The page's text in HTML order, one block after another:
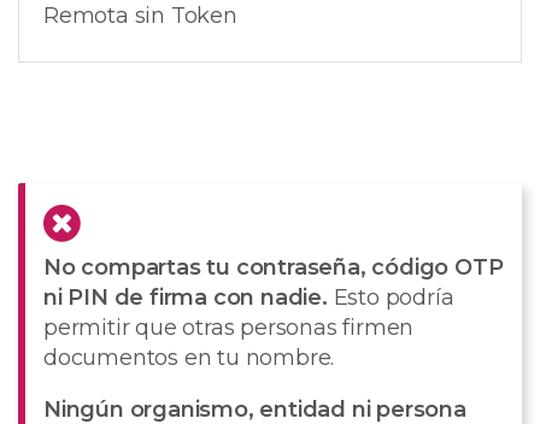
Remota sin Token
No compartas tu contraseña, código OTP
ni PIN de firma con nadie. Esto podría
permitir que otras personas firmen
documentos en tu nombre.
Ningún organismo, entidad ni persona